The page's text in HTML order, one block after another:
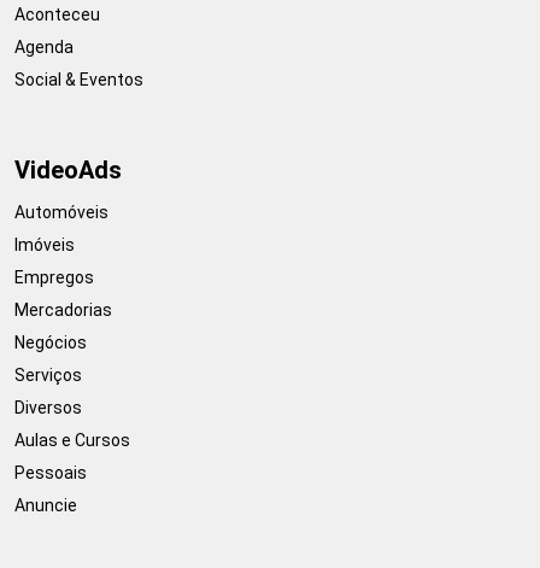
Aconteceu
Agenda
Social & Eventos
VideoAds
Automóveis
Imóveis
Empregos
Mercadorias
Negócios
Serviços
Diversos
Aulas e Cursos
Pessoais
Anuncie